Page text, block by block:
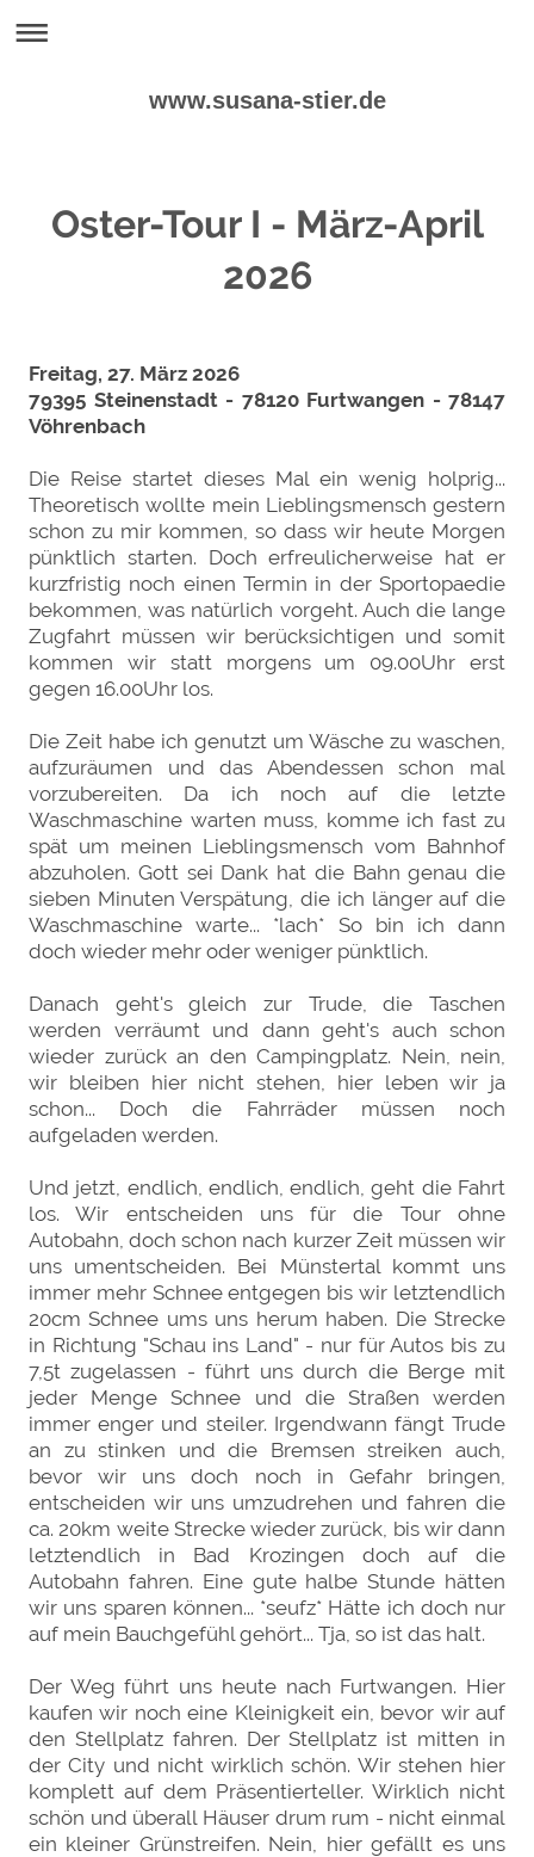
www.susana-stier.de
Oster-Tour I - März-April
2026
Freitag, 27. März 2026
79395 Steinenstadt - 78120 Furtwangen - 78147
Vöhrenbach
Die Reise startet dieses Mal ein wenig holprig...
Theoretisch wollte mein Lieblingsmensch gestern
schon zu mir kommen, so dass wir heute Morgen
pünktlich starten. Doch erfreulicherweise hat er
kurzfristig noch einen Termin in der Sportopaedie
bekommen, was natürlich vorgeht. Auch die lange
Zugfahrt müssen wir berücksichtigen und somit
kommen wir statt morgens um 09.00Uhr erst
gegen 16.00Uhr los.
Die Zeit habe ich genutzt um Wäsche zu waschen,
aufzuräumen und das Abendessen schon mal
vorzubereiten. Da ich noch auf die letzte
Waschmaschine warten muss, komme ich fast zu
spät um meinen Lieblingsmensch vom Bahnhof
abzuholen. Gott sei Dank hat die Bahn genau die
sieben Minuten Verspätung, die ich länger auf die
Waschmaschine warte... *lach* So bin ich dann
doch wieder mehr oder weniger pünktlich.
Danach geht's gleich zur Trude, die Taschen
werden verräumt und dann geht's auch schon
wieder zurück an den Campingplatz. Nein, nein,
wir bleiben hier nicht stehen, hier leben wir ja
schon... Doch die Fahrräder müssen noch
aufgeladen werden.
Und jetzt, endlich, endlich, endlich, geht die Fahrt
los. Wir entscheiden uns für die Tour ohne
Autobahn, doch schon nach kurzer Zeit müssen wir
uns umentscheiden. Bei Münstertal kommt uns
immer mehr Schnee entgegen bis wir letztendlich
20cm Schnee ums uns herum haben. Die Strecke
in Richtung "Schau ins Land" - nur für Autos bis zu
7,5t zugelassen - führt uns durch die Berge mit
jeder Menge Schnee und die Straßen werden
immer enger und steiler. Irgendwann fängt Trude
an zu stinken und die Bremsen streiken auch,
bevor wir uns doch noch in Gefahr bringen,
entscheiden wir uns umzudrehen und fahren die
ca. 20km weite Strecke wieder zurück, bis wir dann
letztendlich in Bad Krozingen doch auf die
Autobahn fahren. Eine gute halbe Stunde hätten
wir uns sparen können... *seufz* Hätte ich doch nur
auf mein Bauchgefühl gehört... Tja, so ist das halt.
Der Weg führt uns heute nach Furtwangen. Hier
kaufen wir noch eine Kleinigkeit ein, bevor wir auf
den Stellplatz fahren. Der Stellplatz ist mitten in
der City und nicht wirklich schön. Wir stehen hier
komplett auf dem Präsentierteller. Wirklich nicht
schön und überall Häuser drum rum - nicht einmal
ein kleiner Grünstreifen. Nein, hier gefällt es uns